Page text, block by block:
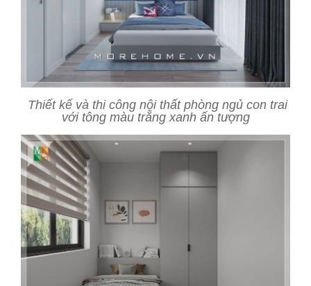
Thiết kế và thi công nội thất phòng ngủ con trai
với tông màu trắng xanh ấn tượng